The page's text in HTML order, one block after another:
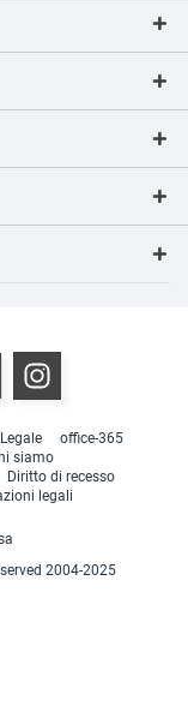
Legale
office-365
siamo
Diritto di recesso
legali
2004-2025